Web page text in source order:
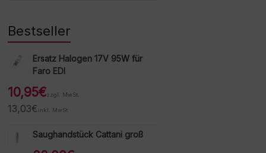
Bestseller
Ersatz Halogen 17V 95W für
Faro EDI
10,95€zzgl. MwSt.
13,03€ inkl. MwSt.
Saughandstück Cattani groß